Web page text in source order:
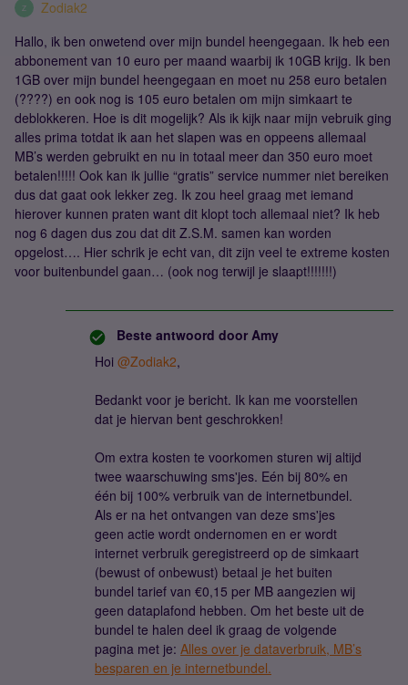
Z
Zodiak2
Hallo, ik ben onwetend over mijn bundel heengegaan. Ik heb een
abbonement van 10 euro per maand waarbij ik 10GB krijg. Ik ben
1GB over mijn bundel heengegaan en moet nu 258 euro betalen
(????) en ook nog is 105 euro betalen om mijn simkaart te
deblokkeren. Hoe is dit mogelijk? Als ik kijk naar mijn vebruik ging
alles prima totdat ik aan het slapen was en oppeens allemaal
MB’s werden gebruikt en nu in totaal meer dan 350 euro moet
betalen!!!!! Ook kan ik jullie “gratis” service nummer niet bereiken
dus dat gaat ook lekker zeg. Ik zou heel graag met iemand
hierover kunnen praten want dit klopt toch allemaal niet? Ik heb
nog 6 dagen dus zou dat dit Z.S.M. samen kan worden
opgelost…. Hier schrik je echt van, dit zijn veel te extreme kosten
voor buitenbundel gaan… (ook nog terwijl je slaapt!!!!!!!)
Beste antwoord door Amy
Hoi @Zodiak2,
Bedankt voor je bericht. Ik kan me voorstellen
dat je hiervan bent geschrokken!
Om extra kosten te voorkomen sturen wij altijd
twee waarschuwing sms'jes. Eén bij 80% en
één bij 100% verbruik van de internetbundel.
Als er na het ontvangen van deze sms'jes
geen actie wordt ondernomen en er wordt
internet verbruik geregistreerd op de simkaart
(bewust of onbewust) betaal je het buiten
bundel tarief van €0,15 per MB aangezien wij
geen dataplafond hebben. Om het beste uit de
bundel te halen deel ik graag de volgende
pagina met je: Alles over je dataverbruik, MB’s
besparen en je internetbundel.